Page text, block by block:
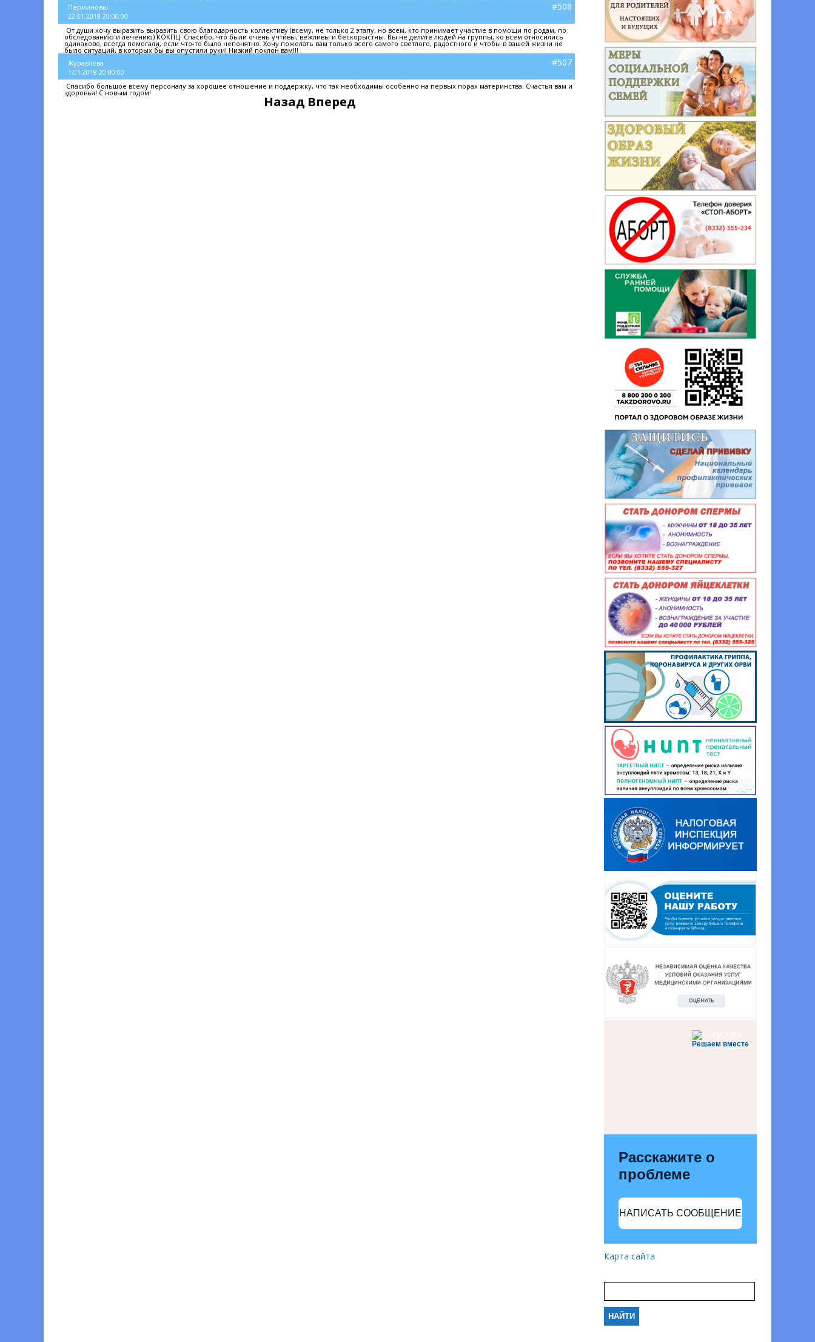
Перминовы
22.01.2018 20:00:00
#508
От души хочу выразить выразить свою благодарность коллективу (всему, не только 2 этапу, но всем, кто принимает участие в помощи по родам, по
обследованию и лечению) КОКПЦ. Спасибо, что были очень учтивы, вежливы и бескорыстны. Вы не делите людей на группы, ко всем относились
одинаково, всегда помогали, если что-то было непонятно. Хочу пожелать вам только всего самого светлого, радостного и чтобы в вашей жизни не
было ситуаций, в которых бы вы опустили руки! Низкий поклон вам!!!
Журавлева
1.01.2018 20:00:00
#507
Спасибо большое всему персоналу за хорошее отношение и поддержку, что так необходимы особенно на первых порах материнства. Счастья вам и
здоровья! С новым годом!
Назад Вперед
Решаем вместе
Расскажите о
проблеме
НАПИСАТЬ СООБЩЕНИЕ
Карта сайта